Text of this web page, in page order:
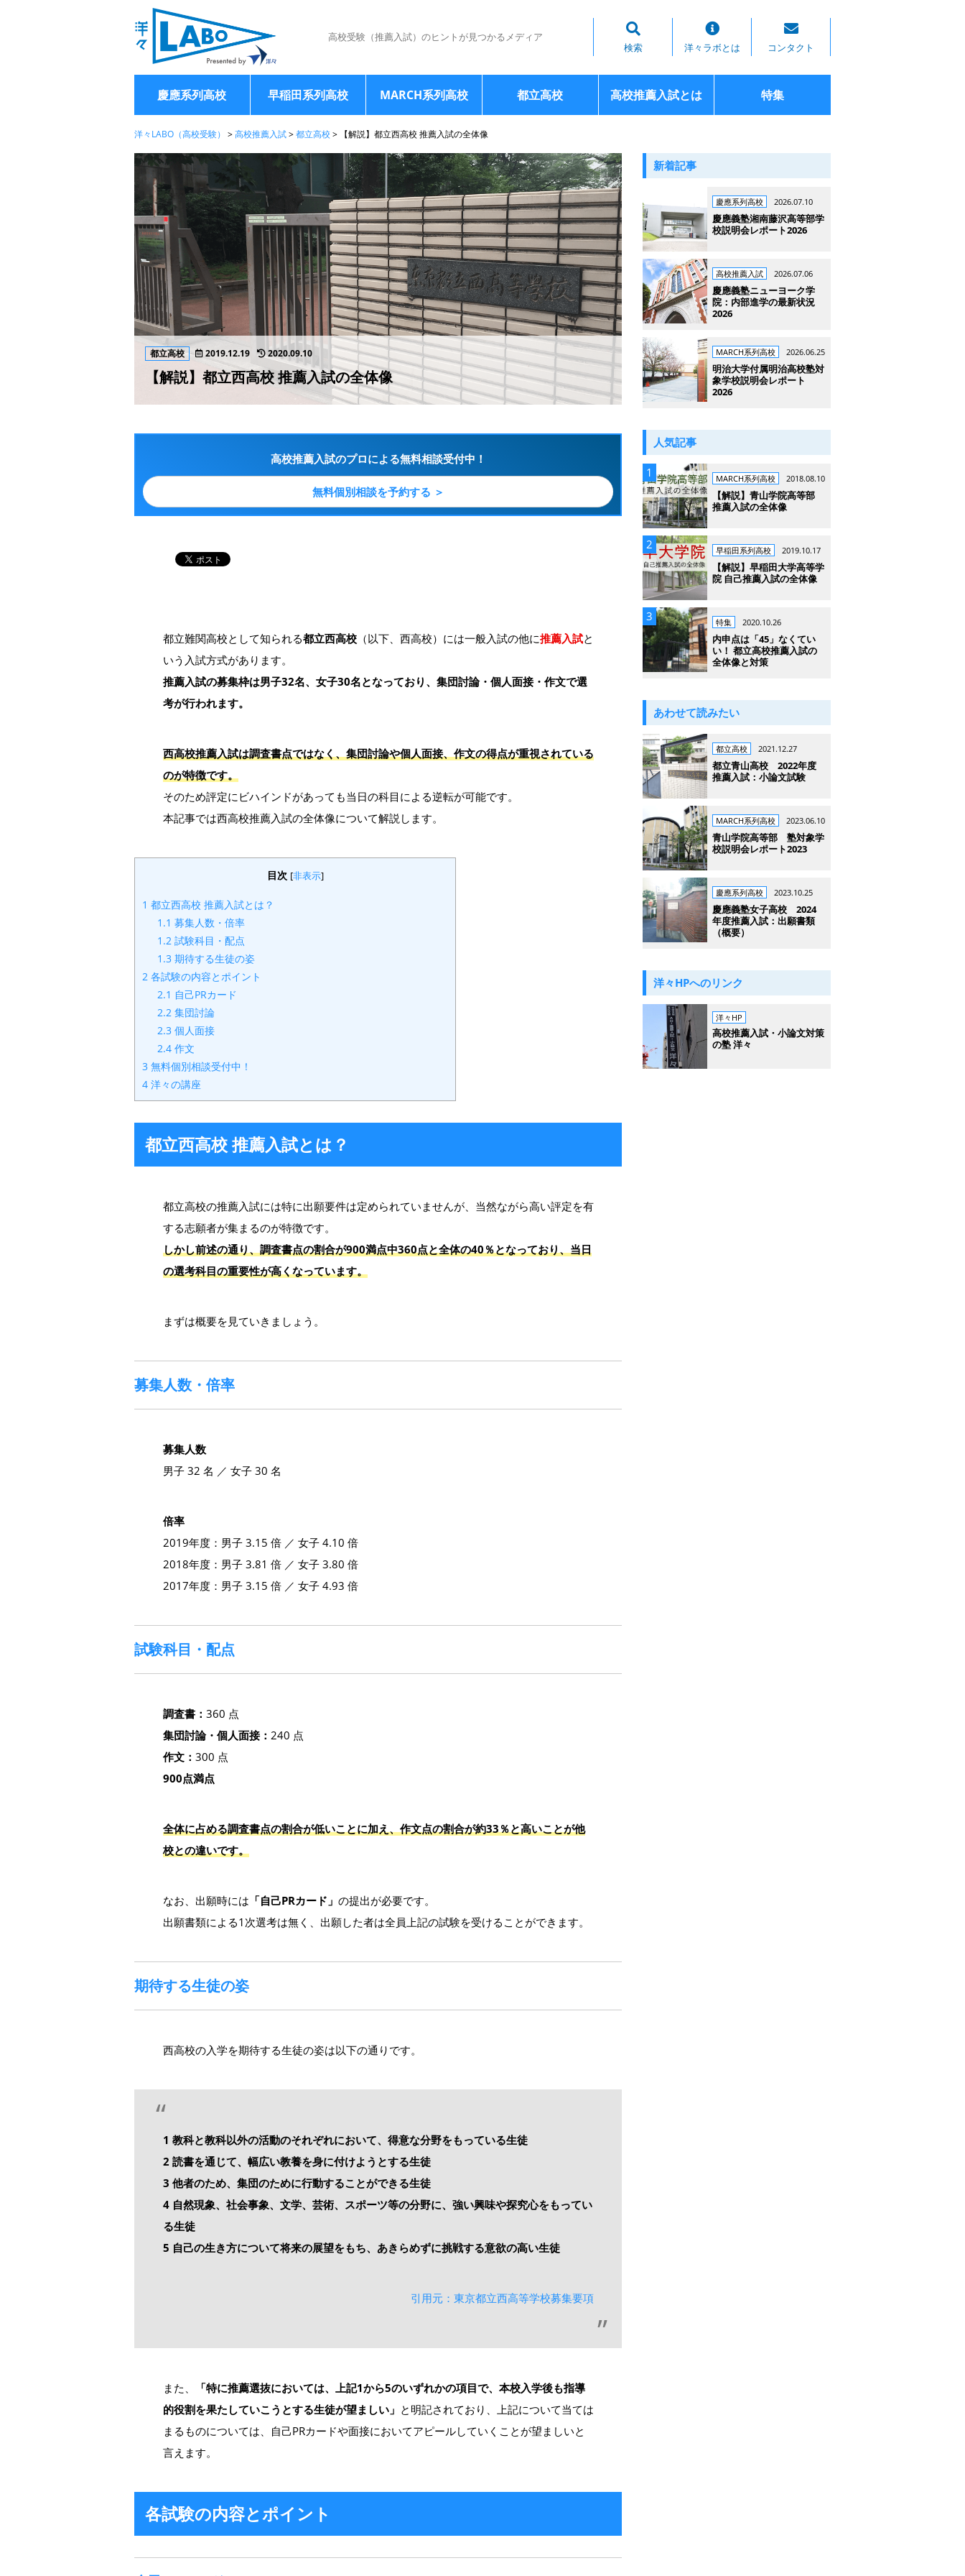
高校受験（推薦入試）のヒントが見つかるメディア
検索
洋々ラボとは コンタクト
慶應系列高校 早稲田系列高校 MARCH系列高校 都立高校 高校推薦入試とは 特集
洋々LABO（高校受験） >高校推薦入試>都立高校> 【解説】都立西高校 推薦入試の全体像
都立高校 2019.12.19 2020.09.10
【解説】都立西高校 推薦入試の全体像
高校推薦入試のプロによる無料相談受付中！
無料個別相談を予約する ＞
都立難関高校として知られる都立西高校（以下、西高校）には一般入試の他に推薦入試と
いう入試方式があります。
推薦入試の募集枠は男子32名、女子30名となっており、集団討論・個人面接・作文で選
考が行われます。
西高校推薦入試は調査書点ではなく、集団討論や個人面接、作文の得点が重視されている
のが特徴です。
そのため評定にビハインドがあっても当日の科目による逆転が可能です。
本記事では西高校推薦入試の全体像について解説します。
目次 [非表示]
1 都立西高校 推薦入試とは？
1.1 募集人数・倍率
1.2 試験科目・配点
1.3 期待する生徒の姿
2 各試験の内容とポイント
2.1 自己PRカード
2.2 集団討論
2.3 個人面接
2.4 作文
3 無料個別相談受付中！
4 洋々の講座
都立西高校 推薦入試とは？
都立高校の推薦入試には特に出願要件は定められていませんが、当然ながら高い評定を有
する志願者が集まるのが特徴です。
しかし前述の通り、調査書点の割合が900満点中360点と全体の40％となっており、当日
の選考科目の重要性が高くなっています。
まずは概要を見ていきましょう。
募集人数・倍率
募集人数
男子 32 名 ／ 女子 30 名
倍率
2019年度：男子 3.15 倍 ／ 女子 4.10 倍
2018年度：男子 3.81 倍 ／ 女子 3.80 倍
2017年度：男子 3.15 倍 ／ 女子 4.93 倍
試験科目・配点
調査書： 360 点
集団討論・個人面接： 240 点
作文： 300 点
900点満点
全体に占める調査書点の割合が低いことに加え、作文点の割合が約33％と高いことが他
校との違いです。
なお、出願時には 「自己PRカード」 の提出が必要です。
出願書類による1次選考は無く、出願した者は全員上記の試験を受けることができます。
期待する生徒の姿
西高校の入学を期待する生徒の姿は以下の通りです。
1 教科と教科以外の活動のそれぞれにおいて、得意な分野をもっている生徒
2 読書を通じて、幅広い教養を身に付けようとする生徒
3 他者のため、集団のために行動することができる生徒
4 自然現象、社会事象、文学、芸術、スポーツ等の分野に、強い興味や探究心をもってい
る生徒
5 自己の生き方について将来の展望をもち、あきらめずに挑戦する意欲の高い生徒
引用元：東京都立西高等学校募集要項
また、
「特に推薦選抜においては、上記1から5のいずれかの項目で、本校入学後も指導
的役割を果たしていこうとする生徒が望ましい」 と明記されており、上記について当ては
まるものについては、自己PRカードや面接においてアピールしていくことが望ましいと
言えます。
各試験の内容とポイント
新着記事
慶應系列高校 2026.07.10
慶應義塾湘南藤沢高等部学
校説明会レポート2026
高校推薦入試 2026.07.06
慶應義塾ニューヨーク学
院：内部進学の最新状況
2026
MARCH系列高校 2026.06.25
明治大学付属明治高校塾対
象学校説明会レポート
2026
人気記事
MARCH系列高校 2018.08.10
【解説】青山学院高等部
推薦入試の全体像
早稲田系列高校 2019.10.17
【解説】早稲田大学高等学
院 自己推薦入試の全体像
特集 2020.10.26
内申点は「45」なくてい
い！ 都立高校推薦入試の
全体像と対策
あわせて読みたい
都立高校 2021.12.27
都立青山高校 2022年度
推薦入試：小論文試験
MARCH系列高校 2023.06.10
青山学院高等部 塾対象学
校説明会レポート2023
慶應系列高校 2023.10.25
慶應義塾女子高校 2024
年度推薦入試：出願書類
（概要）
洋々HPへのリンク
洋々HP
高校推薦入試・小論文対策
の塾 洋々